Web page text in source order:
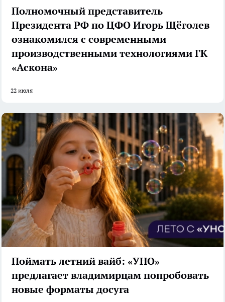
Полномочный представитель
Президента РФ по ЦФО Игорь Щёголев
ознакомился с современными
производственными технологиями ГК
«Аскона»
22 июля
Поймать летний вайб: «УНО»
предлагает владимирцам попробовать
новые форматы досуга